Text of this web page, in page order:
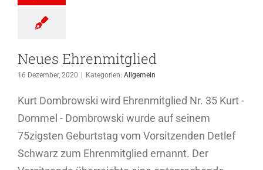
Neues Ehrenmitglied
16 Dezember, 2020 Kategorien: Allgemein
Kurt Dombrowski wird Ehrenmitglied Nr. 35 Kurt -
Dommel - Dombrowski wurde auf seinem
75zigsten Geburtstag vom Vorsitzenden Detlef
Schwarz zum Ehrenmitglied ernannt. Der